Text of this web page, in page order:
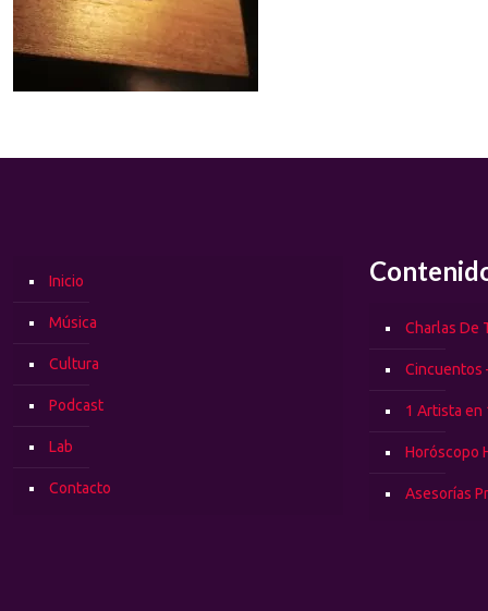
Inicio
Música
Cultura
Podcast
Lab
Contacto
Charlas De
Cincuentos
1 Artista en
Horóscopo
Asesorías